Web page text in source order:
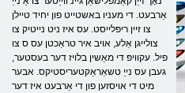
אַרבעט. די מעניו באשטייט פון יחיד טיילן
צו זיין ריפּלייסט. עס איז ניט נייטיק צו
צולייגן אַלע, אויב איר טראַכטן עס ס צו
פיל. עקוויפּ די מאַשין בלויז דער בעסטער,
געבן עס נייַ טשאַראַקטעריסטיקס. אבער
מיט די אויסזען פון די אַרבעט איז דער